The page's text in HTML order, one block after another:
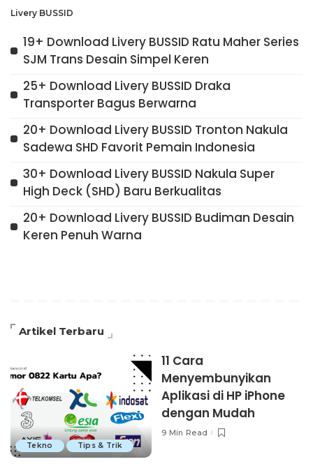
Livery BUSSID
19+ Download Livery BUSSID Ratu Maher Series
SJM Trans Desain Simpel Keren
25+ Download Livery BUSSID Draka
Transporter Bagus Berwarna
20+ Download Livery BUSSID Tronton Nakula
Sadewa SHD Favorit Pemain Indonesia
30+ Download Livery BUSSID Nakula Super
High Deck (SHD) Baru Berkualitas
20+ Download Livery BUSSID Budiman Desain
Keren Penuh Warna
Artikel Terbaru
Tekno Tips & Trik
11 Cara
Menyembunyikan
Aplikasi di HP iPhone
dengan Mudah
9 Min Read